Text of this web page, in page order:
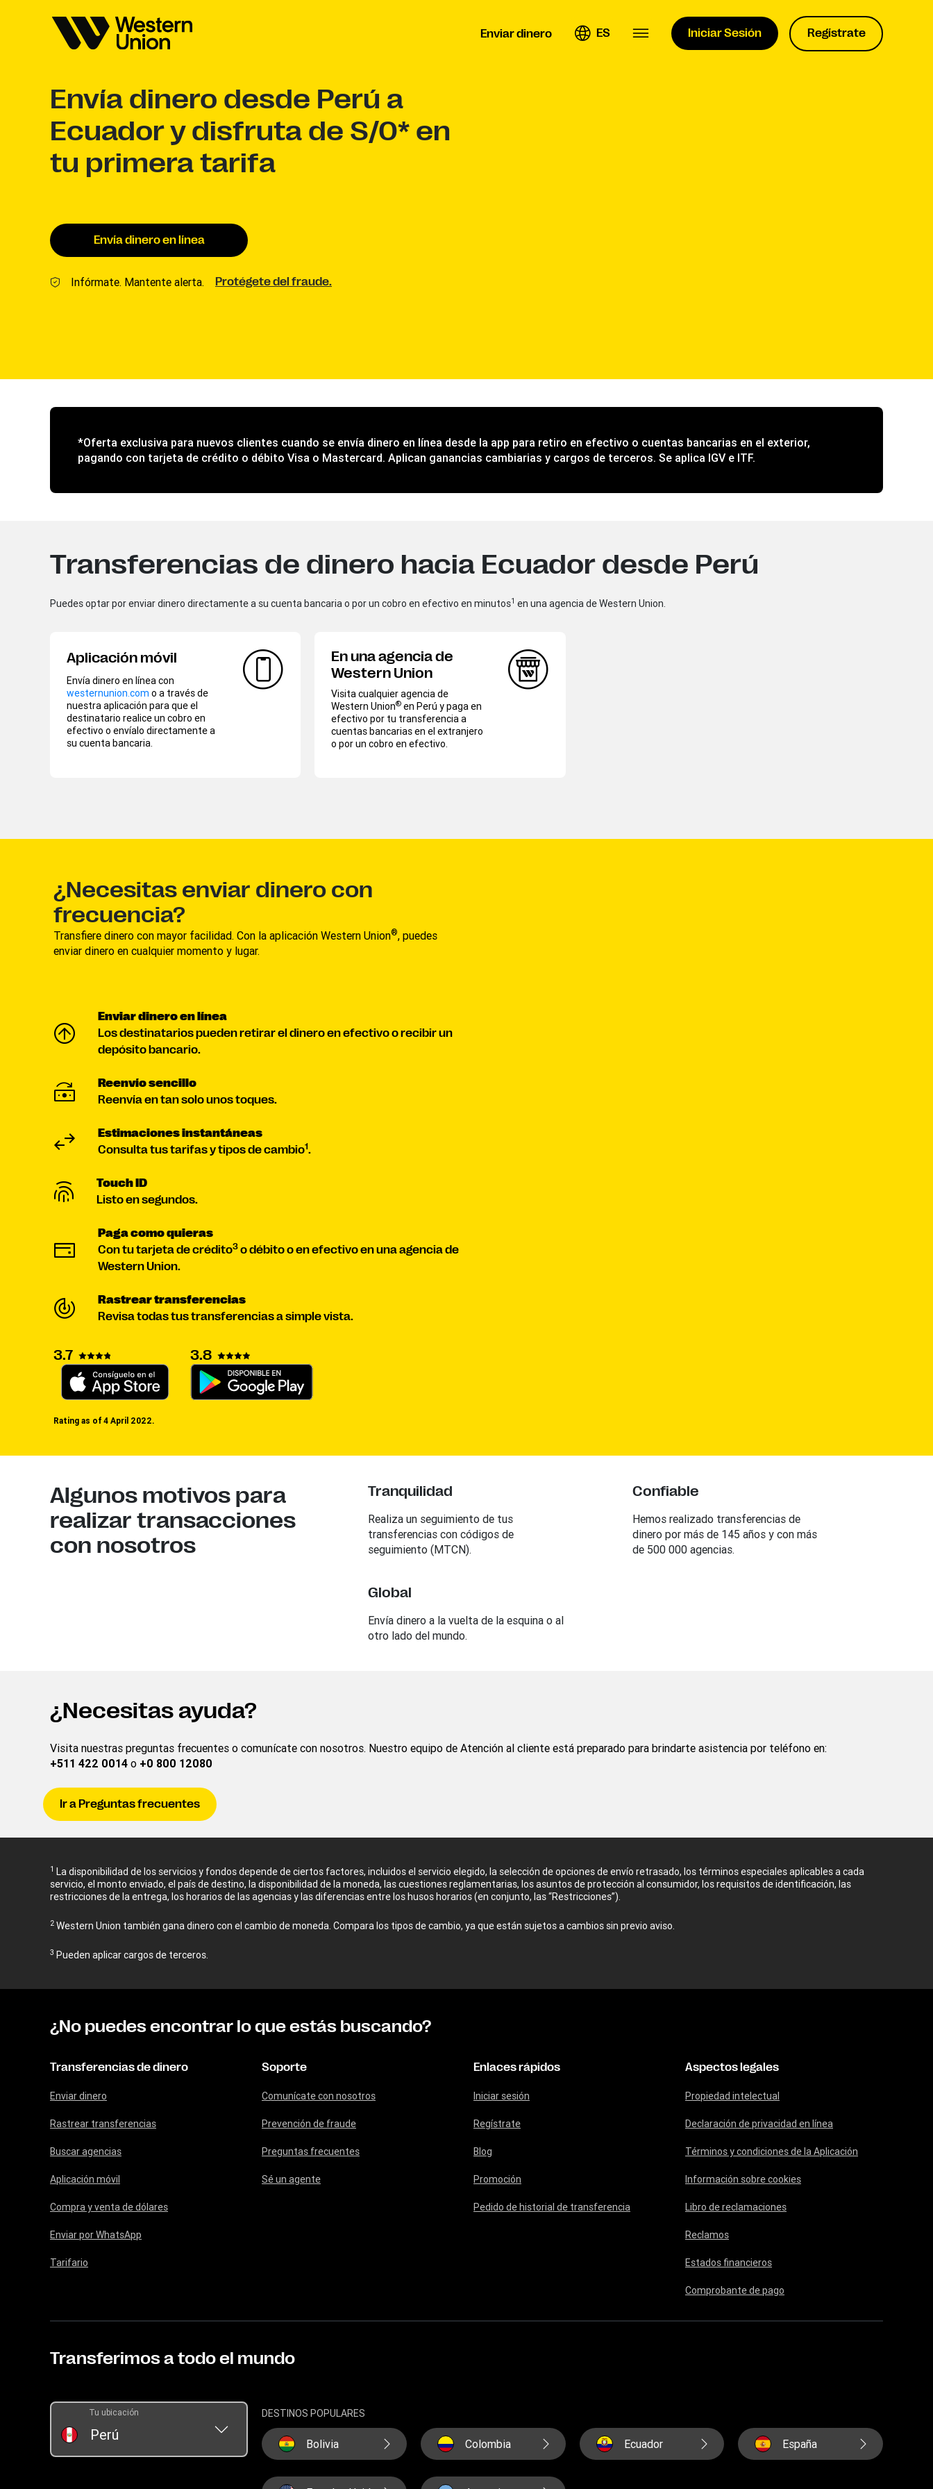
Enviar dinero ES Iniciar Sesión Regístrate
Envía dinero desde Perú a
Ecuador y disfruta de S/0* en
tu primera tarifa
Envía dinero en línea
Infórmate. Mantente alerta. Protégete del fraude.
*Oferta exclusiva para nuevos clientes cuando se envía dinero en línea desde la app para retiro en efectivo o cuentas bancarias en el exterior,
pagando con tarjeta de crédito o débito Visa o Mastercard. Aplican ganancias cambiarias y cargos de terceros. Se aplica IGV e ITF.
Transferencias de dinero hacia Ecuador desde Perú
Puedes optar por enviar dinero directamente a su cuenta bancaria o por un cobro en efectivo en minutos1 en una agencia de Western Union.
Aplicación móvil
Envía dinero en línea con
westernunion.com o a través de
nuestra aplicación para que el
destinatario realice un cobro en
efectivo o envíalo directamente a
su cuenta bancaria.
En una agencia de
Western Union
Visita cualquier agencia de
Western Union® en Perú y paga en
efectivo por tu transferencia a
cuentas bancarias en el extranjero
o por un cobro en efectivo.
¿Necesitas enviar dinero con
frecuencia?
Transfiere dinero con mayor facilidad. Con la aplicación Western Union®, puedes
enviar dinero en cualquier momento y lugar.
Enviar dinero en línea
Los destinatarios pueden retirar el dinero en efectivo o recibir un
depósito bancario.
Reenvío sencillo
Reenvía en tan solo unos toques.
Estimaciones instantáneas
Consulta tus tarifas y tipos de cambio1.
Touch ID
Listo en segundos.
Paga como quieras
Con tu tarjeta de crédito3 o débito o en efectivo en una agencia de
Western Union.
Rastrear transferencias
Revisa todas tus transferencias a simple vista.
3.7 3.8
Rating as of 4 April 2022.
Algunos motivos para
realizar transacciones
con nosotros
Tranquilidad
Realiza un seguimiento de tus
transferencias con códigos de
seguimiento (MTCN).
Global
Envía dinero a la vuelta de la esquina o al
otro lado del mundo.
Confiable
Hemos realizado transferencias de
dinero por más de 145 años y con más
de 500 000 agencias.
¿Necesitas ayuda?
Visita nuestras preguntas frecuentes o comunícate con nosotros. Nuestro equipo de Atención al cliente está preparado para brindarte asistencia por teléfono en:
+511 422 0014 o +0 800 12080
Ir a Preguntas frecuentes
1 La disponibilidad de los servicios y fondos depende de ciertos factores, incluidos el servicio elegido, la selección de opciones de envío retrasado, los términos especiales aplicables a cada
servicio, el monto enviado, el país de destino, la disponibilidad de la moneda, las cuestiones reglamentarias, los asuntos de protección al consumidor, los requisitos de identificación, las
restricciones de la entrega, los horarios de las agencias y las diferencias entre los husos horarios (en conjunto, las “Restricciones”).
2 Western Union también gana dinero con el cambio de moneda. Compara los tipos de cambio, ya que están sujetos a cambios sin previo aviso.
3 Pueden aplicar cargos de terceros.
¿No puedes encontrar lo que estás buscando?
Transferencias de dinero
Enviar dinero
Rastrear transferencias
Buscar agencias
Aplicación móvil
Compra y venta de dólares
Enviar por WhatsApp
Tarifario
Soporte
Comunícate con nosotros
Prevención de fraude
Preguntas frecuentes
Sé un agente
Enlaces rápidos
Iniciar sesión
Regístrate
Blog
Promoción
Pedido de historial de transferencia
Aspectos legales
Propiedad intelectual
Declaración de privacidad en línea
Términos y condiciones de la Aplicación
Información sobre cookies
Libro de reclamaciones
Reclamos
Estados financieros
Comprobante de pago
Transferimos a todo el mundo
Perú
Tu ubicación DESTINOS POPULARES
Bolivia Colombia Ecuador España